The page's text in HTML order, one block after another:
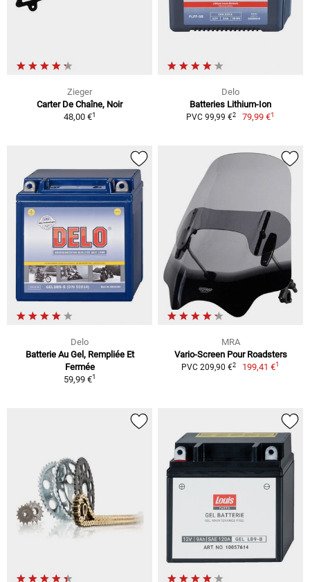
Zieger
Carter De Chaîne, Noir
48,00 €1
Delo
Batteries Lithium-Ion
PVC 99,99 €2 79,99 €1
Delo
Batterie Au Gel, Rempliée Et
Fermée
59,99 €1
MRA
Vario-Screen Pour Roadsters
PVC 209,90 €2 199,41 €1